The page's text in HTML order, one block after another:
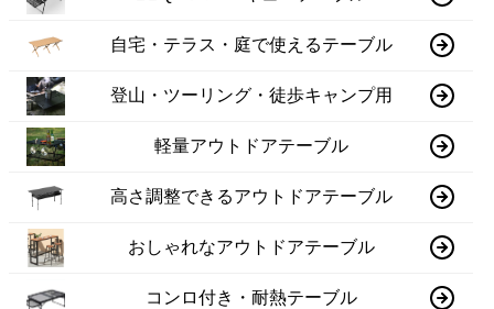
自宅・テラス・庭で使えるテーブル
登山・ツーリング・徒歩キャンプ用
軽量アウトドアテーブル
高さ調整できるアウトドアテーブル
おしゃれなアウトドアテーブル
コンロ付き・耐熱テーブル